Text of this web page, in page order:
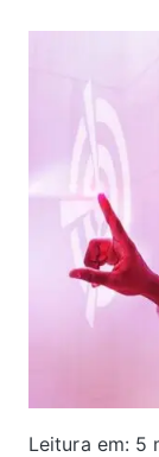
Leitura em: 5